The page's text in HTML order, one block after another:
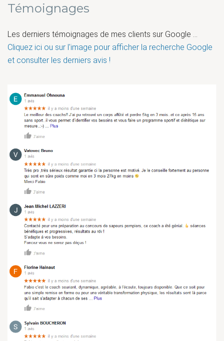
Témoignages
Les derniers témoignages de mes clients sur Google ...
Cliquez ici ou sur l'image pour afficher la recherche Google
et consulter les derniers avis !